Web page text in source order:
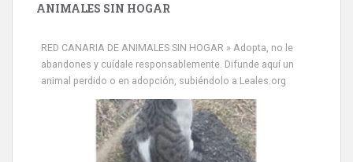
ANIMALES SIN HOGAR
RED CANARIA DE ANIMALES SIN HOGAR » Adopta, no le
abandones y cuídale responsablemente. Difunde aquí un
animal perdido o en adopción, subiéndolo a Leales.org